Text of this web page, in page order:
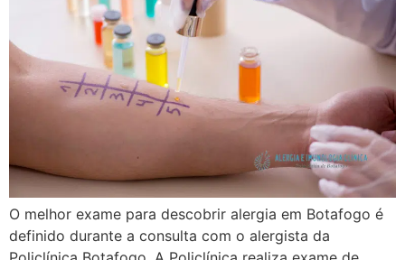
O melhor exame para descobrir alergia em Botafogo é
definido durante a consulta com o alergista da